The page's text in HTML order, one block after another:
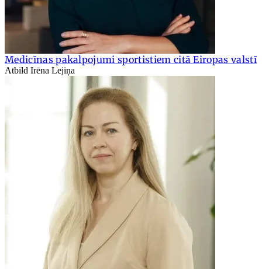
Medicīnas pakalpojumi sportistiem citā Eiropas valstī
Atbild Irēna Lejiņa